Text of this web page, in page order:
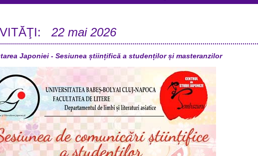
22 mai 2026
Japoniei - Sesiunea științifică a studenților și masteranzilor